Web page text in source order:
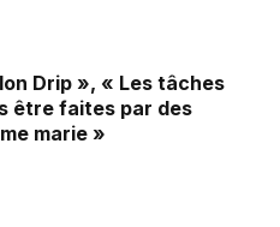
Drip », « Les tâches
être faites par des
marie »